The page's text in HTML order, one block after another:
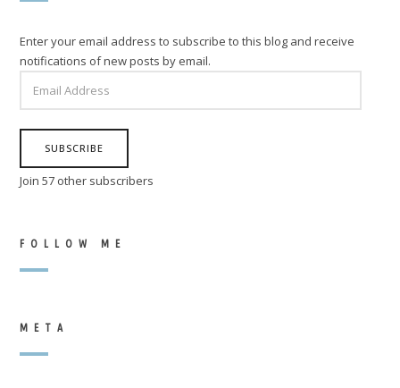
Enter your email address to subscribe to this blog and receive
notifications of new posts by email.
ADDRESS
SUBSCRIBE
Join 57 other subscribers
FOLLOW ME
META